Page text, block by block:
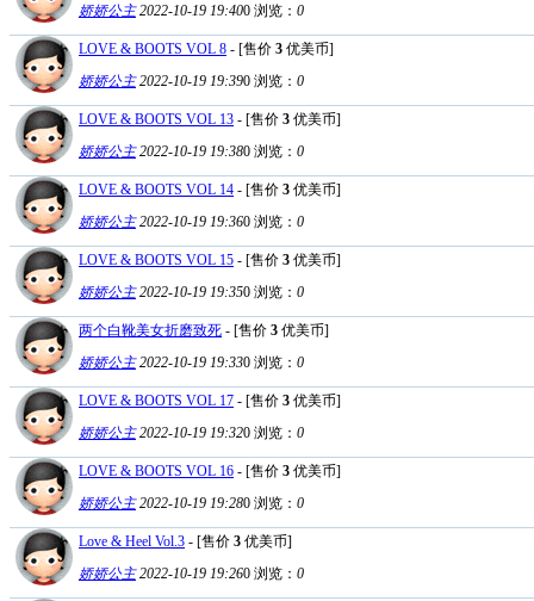
娇娇公主 2022-10-19 19:400 浏览： 0
LOVE & BOOTS VOL 8 - [售价 3 优美币]
娇娇公主 2022-10-19 19:390 浏览： 0
LOVE & BOOTS VOL 13 - [售价 3 优美币]
娇娇公主 2022-10-19 19:380 浏览： 0
LOVE & BOOTS VOL 14 - [售价 3 优美币]
娇娇公主 2022-10-19 19:360 浏览： 0
LOVE & BOOTS VOL 15 - [售价 3 优美币]
娇娇公主 2022-10-19 19:350 浏览： 0
两个白靴美女折磨致死 - [售价 3 优美币]
娇娇公主 2022-10-19 19:330 浏览： 0
LOVE & BOOTS VOL 17 - [售价 3 优美币]
娇娇公主 2022-10-19 19:320 浏览： 0
LOVE & BOOTS VOL 16 - [售价 3 优美币]
娇娇公主 2022-10-19 19:280 浏览： 0
Love & Heel Vol.3 - [售价 3 优美币]
娇娇公主 2022-10-19 19:260 浏览： 0